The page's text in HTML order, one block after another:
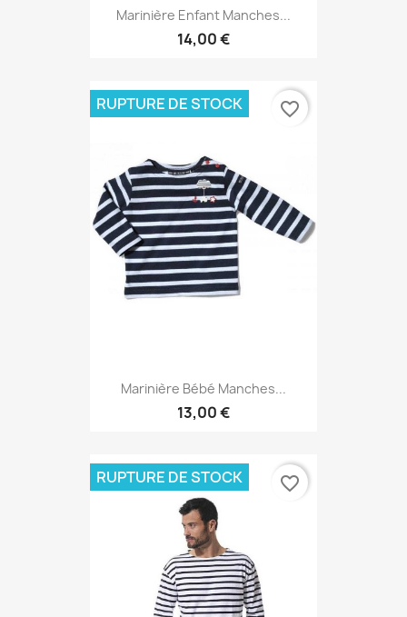
Marinière Enfant Manches...
14,00 €
Marinière Bébé Manches...
13,00 €
RUPTURE DE STOCK favorite_border
RUPTURE DE STOCK favorite_border